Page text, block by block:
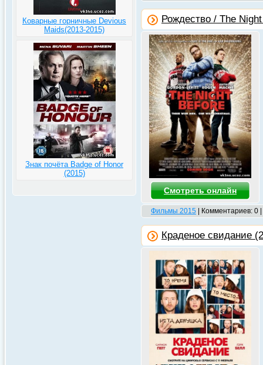
Коварные горничные Devious
Maids(2013-2015)
Знак почёта Badge of Honor
(2015)
Рождество / The
Смотреть онлайн
Фильмы 2015 | Комментариев: 0
Краденое свидание